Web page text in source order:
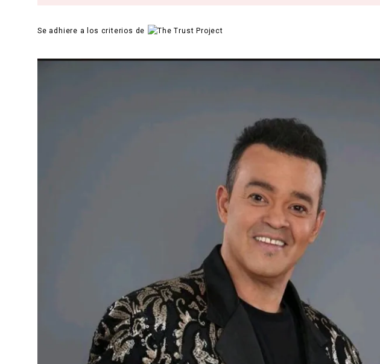
Se adhiere a los criterios de